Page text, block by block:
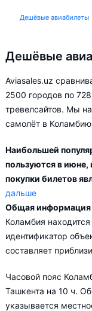
Дешёвые авиабилеты
Дешёвые
Aviasales.uz
2500 городов по
тревелсайтов. Мы
самолёт в
Наибольшей
пользуются в июне,
покупки билетов
дальше
Город Коламбия
Прямые рейсы в
Больше всего
В зависимости от
цена билета на
более чем на 78%.
Общая информация
Коламбия находится
идентификатор объекта)
составляет
Часовой пояс
Ташкента на 10 ч.
указывается